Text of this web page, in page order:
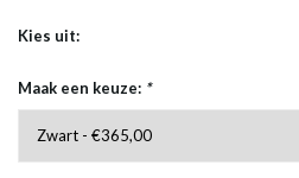
Kies uit:
Maak een keuze: *